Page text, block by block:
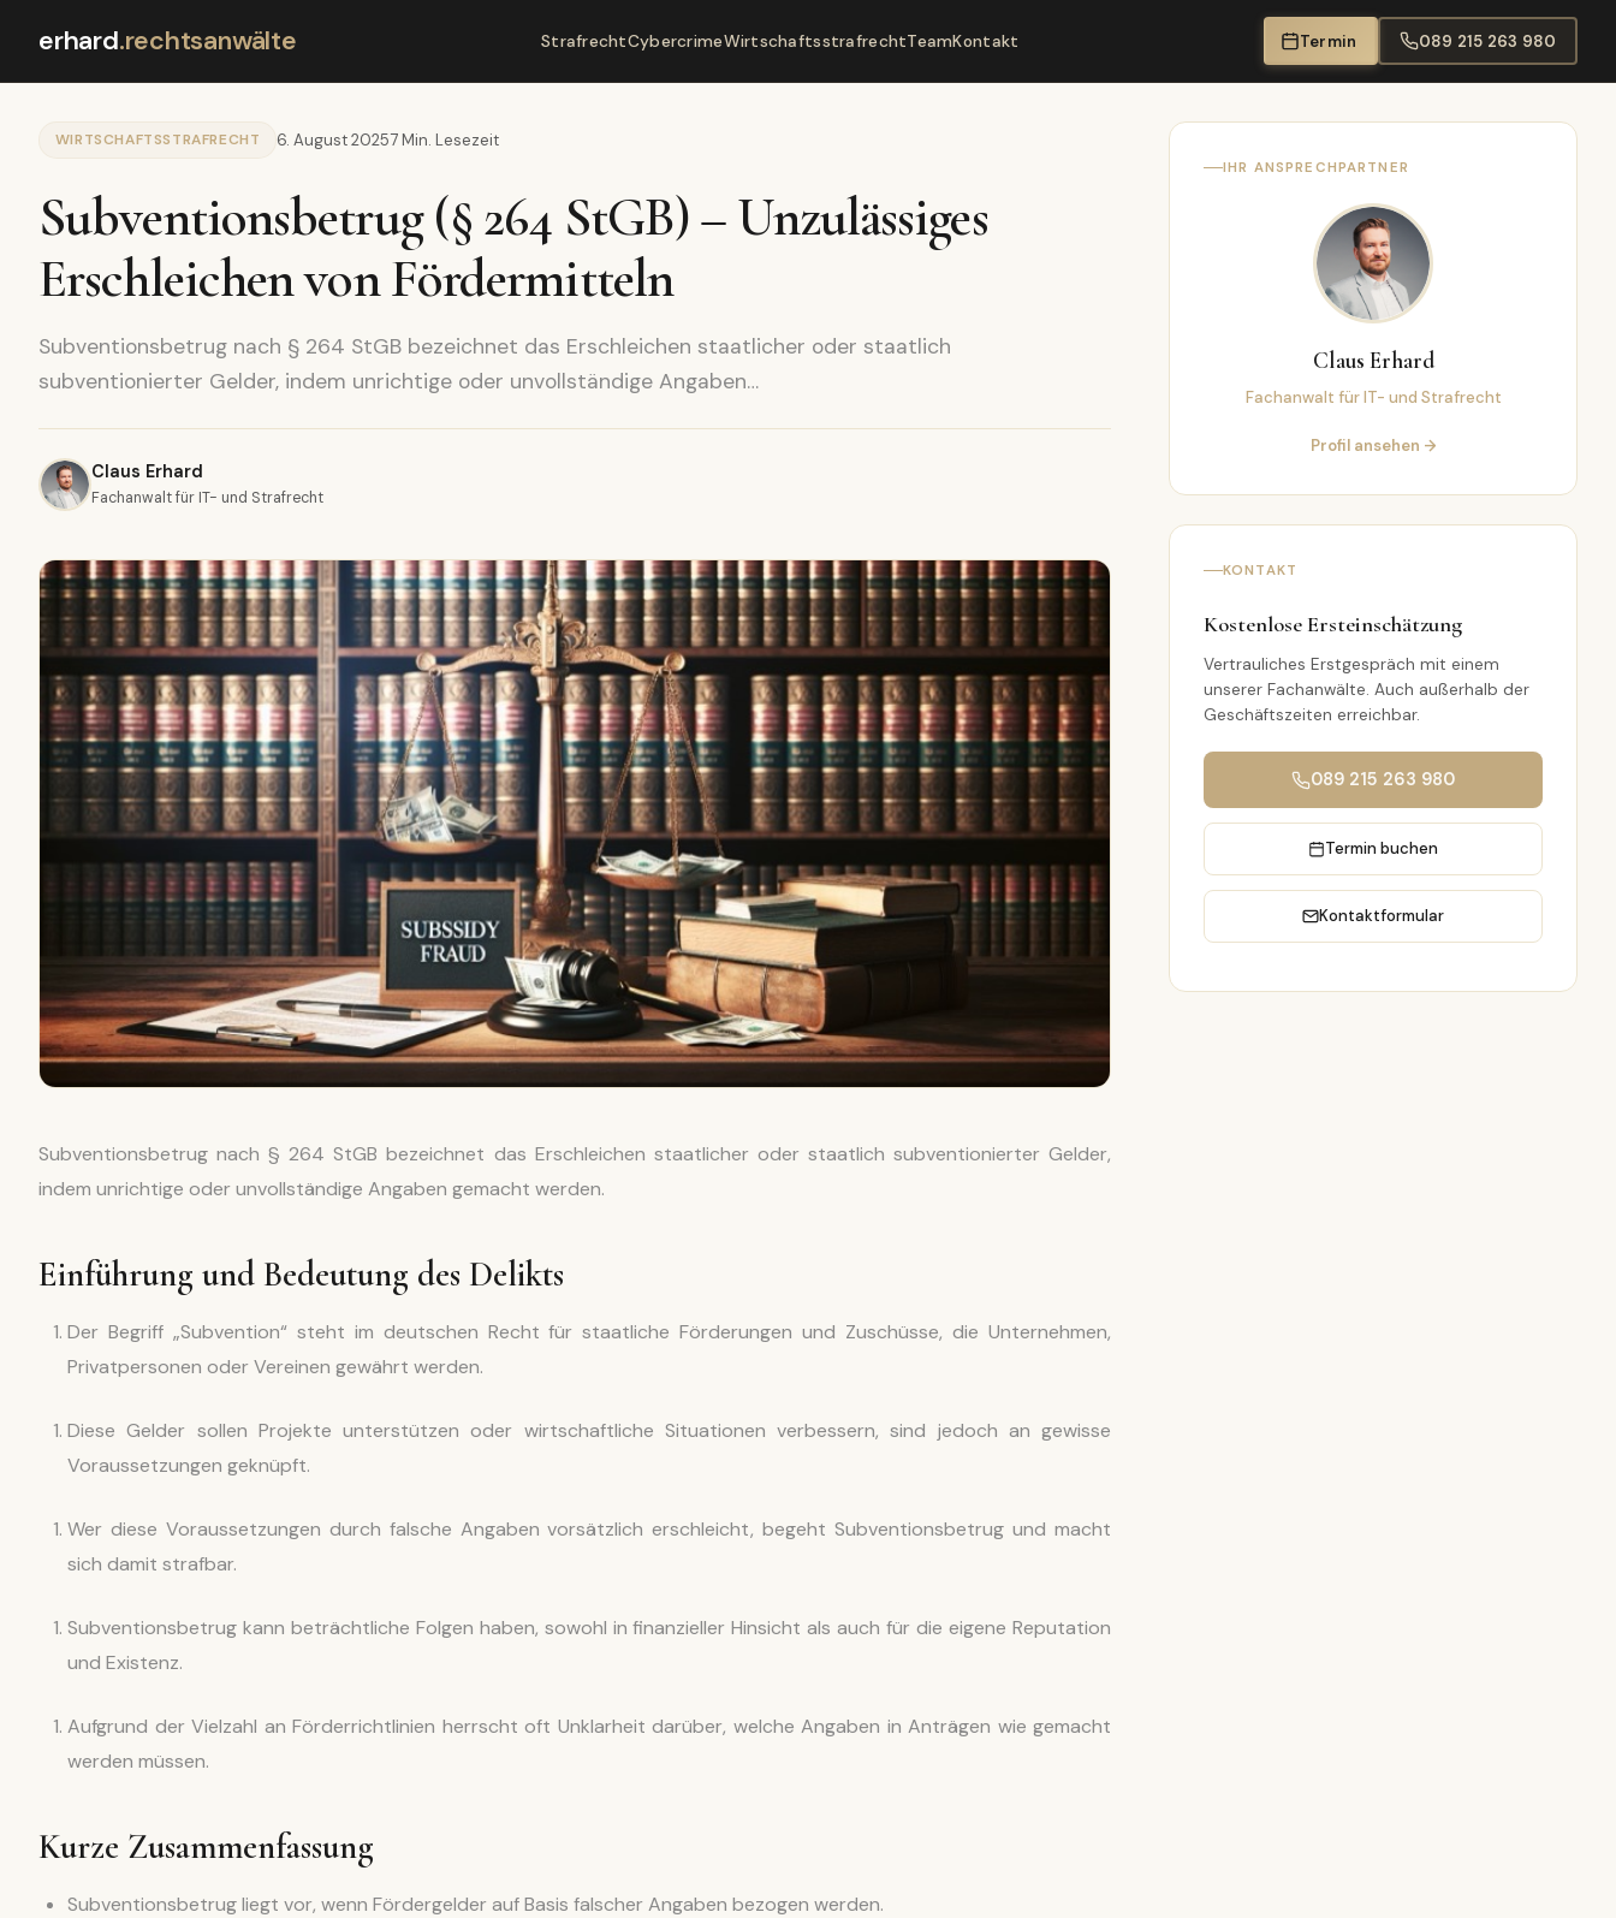
erhard.rechtsanwälte StrafrechtCybercrimeWirtschaftsstrafrechtTeamKontakt Termin 089 215 263 980
WIRTSCHAFTSSTRAFRECHT 6. August 20257 Min. Lesezeit
Subventionsbetrug (§ 264 StGB) – Unzulässiges
Erschleichen von Fördermitteln
Subventionsbetrug nach § 264 StGB bezeichnet das Erschleichen staatlicher oder staatlich
subventionierter Gelder, indem unrichtige oder unvollständige Angaben…
Claus Erhard
Fachanwalt für IT- und Strafrecht
Subventionsbetrug nach § 264 StGB bezeichnet das Erschleichen staatlicher oder staatlich subventionierter Gelder,
indem unrichtige oder unvollständige Angaben gemacht werden.
Einführung und Bedeutung des Delikts
Der Begriff „Subvention“ steht im deutschen Recht für staatliche Förderungen und Zuschüsse, die Unternehmen,
Privatpersonen oder Vereinen gewährt werden.
Diese Gelder sollen Projekte unterstützen oder wirtschaftliche Situationen verbessern, sind jedoch an gewisse
Voraussetzungen geknüpft.
Wer diese Voraussetzungen durch falsche Angaben vorsätzlich erschleicht, begeht Subventionsbetrug und macht
sich damit strafbar.
Subventionsbetrug kann beträchtliche Folgen haben, sowohl in finanzieller Hinsicht als auch für die eigene Reputation
und Existenz.
Aufgrund der Vielzahl an Förderrichtlinien herrscht oft Unklarheit darüber, welche Angaben in Anträgen wie gemacht
werden müssen.
Kurze Zusammenfassung
Subventionsbetrug liegt vor, wenn Fördergelder auf Basis falscher Angaben bezogen werden.
IHR ANSPRECHPARTNER
Claus Erhard
Fachanwalt für IT- und Strafrecht
Profil ansehen →
KONTAKT
Kostenlose Ersteinschätzung
Vertrauliches Erstgespräch mit einem
unserer Fachanwälte. Auch außerhalb der
Geschäftszeiten erreichbar.
089 215 263 980
Termin buchen
Kontaktformular